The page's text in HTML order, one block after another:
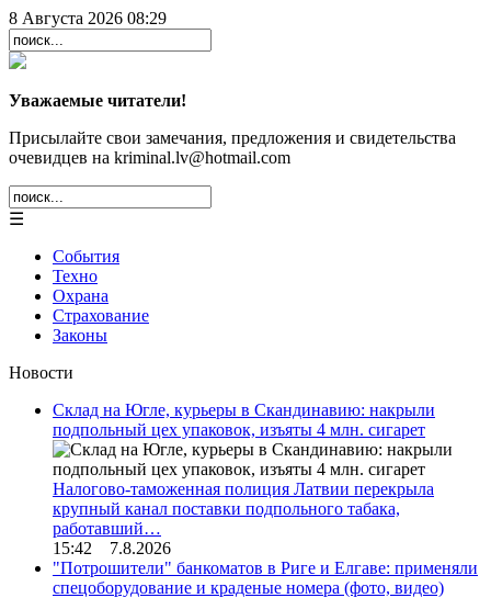
8 Августа 2026 08:29
Уважаемые читатели!
Присылайте свои замечания, предложения и свидетельства
очевидцев на kriminal.lv@hotmail.com
☰
События
Техно
Охрана
Страхование
Законы
Новости
Склад на Югле, курьеры в Скандинавию: накрыли
подпольный цех упаковок, изъяты 4 млн. сигарет
Налогово-таможенная полиция Латвии перекрыла
крупный канал поставки подпольного табака,
работавший…
15:42 7.8.2026
"Потрошители" банкоматов в Риге и Елгаве: применяли
спецоборудование и краденые номера (фото, видео)